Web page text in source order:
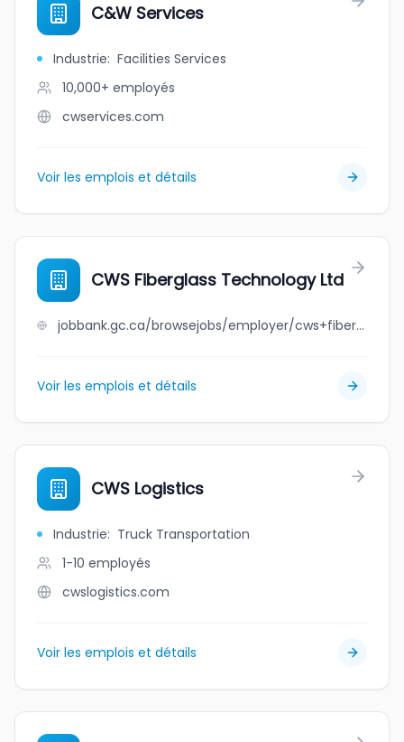
C&W Services
Industrie: Facilities Services
10,000+ employés
cwservices.com
Voir les emplois et détails
CWS Fiberglass Technology Ltd
jobbank.gc.ca/browsejobs/employer/cws+fiberglass+technology+ltd/ca
Voir les emplois et détails
CWS Logistics
Industrie: Truck Transportation
1-10 employés
cwslogistics.com
Voir les emplois et détails